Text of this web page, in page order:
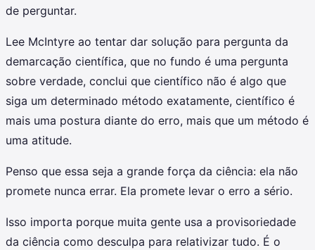
de perguntar.
Lee McIntyre ao tentar dar solução para pergunta da
demarcação científica, que no fundo é uma pergunta
sobre verdade, conclui que científico não é algo que
siga um determinado método exatamente, científico é
mais uma postura diante do erro, mais que um método é
uma atitude.
Penso que essa seja a grande força da ciência: ela não
promete nunca errar. Ela promete levar o erro a sério.
Isso importa porque muita gente usa a provisoriedade
da ciência como desculpa para relativizar tudo. É o